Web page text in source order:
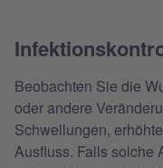
Beobachten Sie die
oder andere
Schwellungen,
Ausfluss. Falls solche